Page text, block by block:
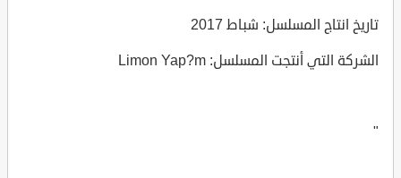
تاريخ انتاج المسلسل: شباط 2017
الشركة التي أنتجت المسلسل: Limon Yap?m
"